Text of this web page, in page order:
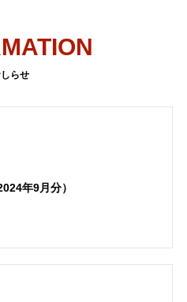
らせ
年9月分）